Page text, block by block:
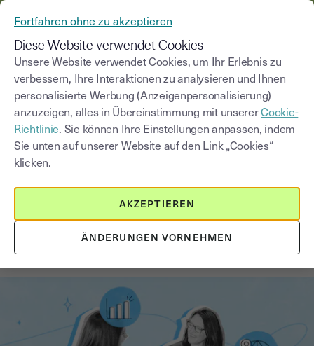
Blog
Kategorie auswählen Saisissez un terme
Wachstumsstrategien für Startups:
Erfolgreich Skalieren und
Expandieren
Fortfahren ohne zu akzeptieren
Diese Website verwendet Cookies
Unsere Website verwendet Cookies, um Ihr Erlebnis zu
verbessern, Ihre Interaktionen zu analysieren und Ihnen
personalisierte Werbung (Anzeigenpersonalisierung)
anzuzeigen, alles in Übereinstimmung mit unsererCookie-
Richtlinie. Sie können Ihre Einstellungen anpassen, indem
Sie unten auf unserer Website auf den Link „Cookies“
klicken.
ÄNDERUNGEN VORNEHMEN
AKZEPTIEREN